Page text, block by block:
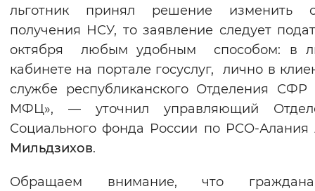
льготник принял решение изменить
получения НСУ, то заявление следует
октября любым удобным способом: в
кабинете на портале госуслуг, лично в
службе республиканского Отделения
МФЦ», — уточнил управляющий
Социального фонда России по РСО-Алания
Мильдзихов.
Обращаем внимание, что